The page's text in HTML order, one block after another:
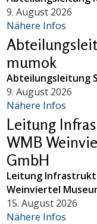
9. August 2026
Nähere Infos
mumok
Abteilungsleitung
9. August 2026
Nähere Infos
Leitung
WMB
GmbH
Leitung
Weinviertel
15. August 2026
Nähere Infos